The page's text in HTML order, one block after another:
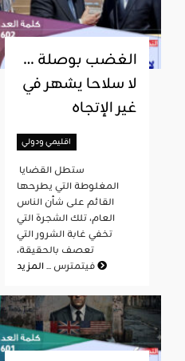
الغضب بوصلة …
لا سلاحا يشهر في
غير الإتجاه
اقليمي ودولي
المغلوطة التي يطرحها
القائم على شأن الناس
العام، تلك الشجرة التي
تخفي غابة الشرور التي
تعصف بالحقيقة،
فيتمترس ...المزيد